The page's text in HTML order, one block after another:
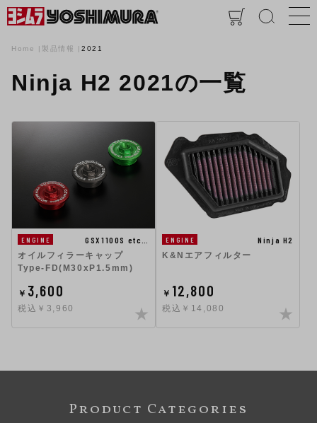
Home 製品情報 2021
Ninja H2 2021の一覧
ENGINE
GSX1100S etc…
オイルフィラーキャップ
Type-FD(M30xP1.5mm)
￥ 3,600
税込￥3,960
ENGINE
Ninja H2
K&Nエアフィルター
￥ 12,800
税込￥14,080
Product Categories